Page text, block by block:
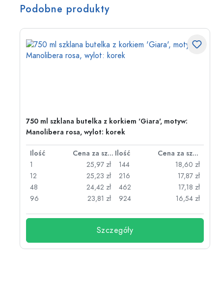
Podobne produkty
750 ml szklana butelka z korkiem 'Giara', motyw:
Manolibera rosa, wylot: korek
Ilość Cena za sztukę Ilość
Cena za sztukę
1
25,97 zł
12
25,23 zł
48
24,42 zł
96
23,81 zł
144
18,60 zł
216
17,87 zł
462
17,18 zł
924
16,54 zł
Szczegóły